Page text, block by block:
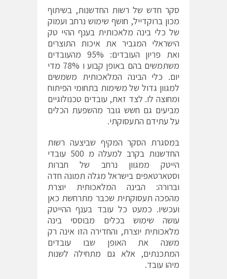
סקר חדש של רשות החדשנות, בשיתוף
מכון ברוקדייל, חושף שימוש נרחב ועמוק
של כלי בינה מלאכותית בענף ההיי טק
הישראלי המגביר את איכות התוצרים
ואת פריון העובדים: 95% מהעובדים
משתמשים בהם באופן קבוע ו 78% מדי
יום. כלי הבינה המלאכותית משמשים
למגוון גדול של משימות בתחומי הפיתוח
ומחוצה לו. לצד זאת, עובדים טכנולוגיים
מביעים גם חשש גובר מהשפעת הכלים
על עתידם התעסוקתי.
במסגרת הסקר המקיף שביצעה רשות
החדשנות בקרב למעלה מ 500 עובדי
הייטק ממגוון נרחב של חברות
וסטארטאפים בישראל מגלה תמונה חדה
וברורה: הבינה המלאכותית יוצרת
מהפכה תעסוקתית שכבר מתרחשת כאן
ועכשיו. כמעט כל עובד בענף ההייטק
עושה שימוש בכלים מבוססי בינה
מלאכותית יוצרת, והחדירה הזו אינה רק
משנה את האופן שבו עובדים
המתכנתים, אלא גם מתחילה לשנות
מיהו עובד.